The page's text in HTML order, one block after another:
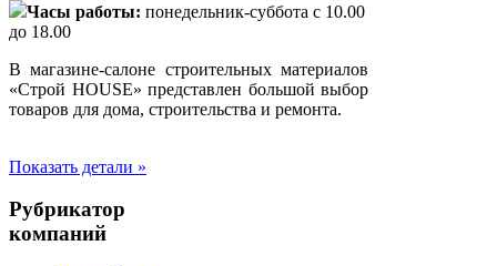
Часы работы: понедельник-суббота с 10.00
до 18.00
В магазине-салоне строительных материалов
«Строй HOUSE» представлен большой выбор
товаров для дома, строительства и ремонта.
Показать детали »
Рубрикатор
компаний